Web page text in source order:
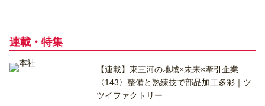
連載・特集
【連載】東三河の地域×未来×牽引企業
〈143〉整備と熟練技で部品加工多彩｜ツ
ツイファクトリー